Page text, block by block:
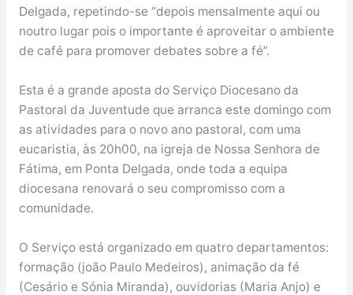
Delgada, repetindo-se “depois mensalmente aqui ou
noutro lugar pois o importante é aproveitar o ambiente
de café para promover debates sobre a fé”.
Esta é a grande aposta do Serviço Diocesano da
Pastoral da Juventude que arranca este domingo com
as atividades para o novo ano pastoral, com uma
eucaristia, às 20h00, na igreja de Nossa Senhora de
Fátima, em Ponta Delgada, onde toda a equipa
diocesana renovará o seu compromisso com a
comunidade.
O Serviço está organizado em quatro departamentos:
formação (joão Paulo Medeiros), animação da fé
(Cesário e Sónia Miranda), ouvidorias (Maria Anjo) e